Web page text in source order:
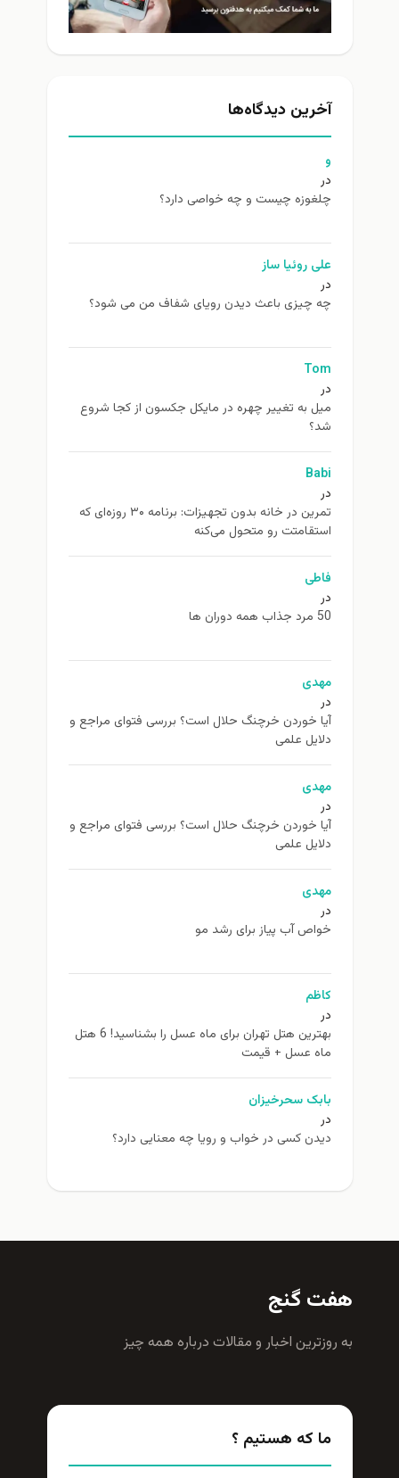
آخرین دیدگاه‌ها
و
در
چلغوزه چیست و چه خواصی دارد؟
علی روئیا ساز
در
چه چیزی باعث دیدن رویای شفاف من می شود؟
Tom
در
ميل به تغيير چهره در مایکل جکسون از كجا شروع
شد؟
Babi
در
تمرین در خانه بدون تجهیزات: برنامه ۳۰ روزه‌ای که
استقامتت رو متحول می‌کنه
فاطی
در
50 مرد جذاب همه دوران ها
مهدی
در
آیا خوردن خرچنگ حلال است؟ بررسی فتوای مراجع و
دلایل علمی
مهدی
در
آیا خوردن خرچنگ حلال است؟ بررسی فتوای مراجع و
دلایل علمی
مهدی
در
خواص آب پیاز برای رشد مو
کاظم
در
بهترین هتل تهران برای ماه عسل را بشناسید! 6 هتل
ماه عسل + قیمت
بابک سحرخیزان
در
دیدن کسی در خواب و رویا چه معنایی دارد؟
هفت گنج
به روزترين اخبار و مقالات درباره همه چيز
ما که هستیم ؟